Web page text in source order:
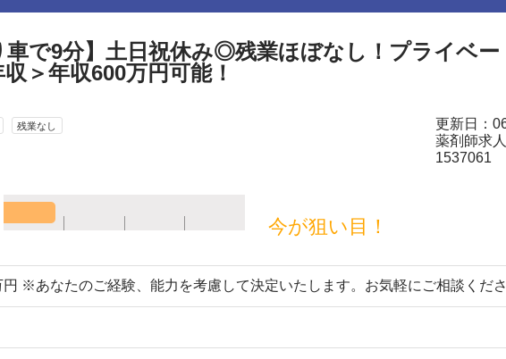
車で9分】土日祝休み◎残業ほぼなし！プライベ
＞年収600万円可能！
残業なし
更新日：
薬剤師求
1537061
今が狙い目！
※あなたのご経験、能力を考慮して決定いたします。お気軽にご相談くださ